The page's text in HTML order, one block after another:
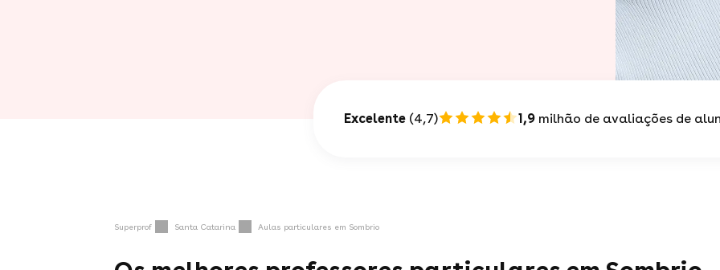
Excelente (4,7) 1,9 milhão de avaliações de
Superprof Santa Catarina Aulas particulares em Sombrio